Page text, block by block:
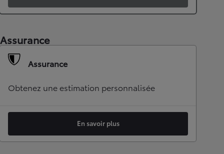
Assurance
Assurance
Obtenez une estimation personnalisée
En savoir plus